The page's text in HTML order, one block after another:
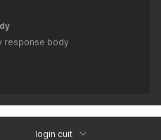
response body
login cuit